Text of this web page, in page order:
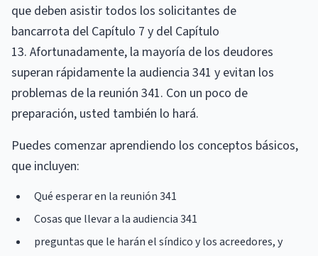
que deben asistir todos los solicitantes de
bancarrota del Capítulo 7 y del Capítulo
13. Afortunadamente, la mayoría de los deudores
superan rápidamente la audiencia 341 y evitan los
problemas de la reunión 341. Con un poco de
preparación, usted también lo hará.
Puedes comenzar aprendiendo los conceptos básicos,
que incluyen:
Qué esperar en la reunión 341
Cosas que llevar a la audiencia 341
preguntas que le harán el síndico y los acreedores, y